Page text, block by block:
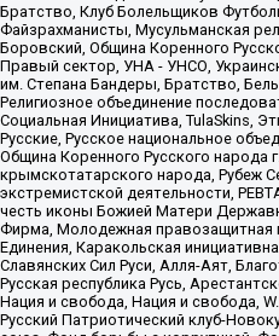
Братство, Клуб Болельщиков
Файзрахманисты, Мусульманская
Боровский, Община Коренного
Правый сектор, УНА - УНСО,
им. Степана Бандеры, Братство,
Религиозное объединение
Социальная Инициатива, TulaSkins,
Русские, Русское национальное
Община Коренного Русского народа
крымскотатарского народа, Рубеж
экстремистской деятельности,
честь иконы Божией Матери
Фирма, Молодежная правозащитная
Единения, Каракольская
Славянских Сил Руси, Алля-Аят,
Русская республика Русь,
Нация и свобода, Нация и свобода,
Русский Патриотический клуб-